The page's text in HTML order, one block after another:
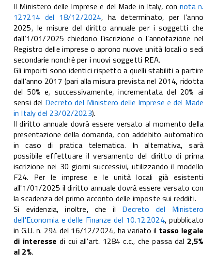
Il Ministero delle Imprese e del Made in Italy, connota n.
127214 del 18/12/2024, ha determinato, per l’anno
2025, le misure del diritto annuale per i soggetti che
dall’1/01/2025 chiedono l’iscrizione o l’annotazione nel
Registro delle imprese o aprono nuove unità locali o sedi
secondarie nonché per i nuovi soggetti REA.
Gli importi sono identici rispetto a quelli stabiliti a partire
dall’anno 2017 (pari alla misura prevista nel 2014, ridotta
del 50% e, successivamente, incrementata del 20% ai
sensi del Decreto del Ministero delle Imprese e del Made
in Italy del 23/02/2023).
Il diritto annuale dovrà essere versato al momento della
presentazione della domanda, con addebito automatico
in caso di pratica telematica. In alternativa, sarà
possibile effettuare il versamento del diritto di prima
iscrizione nei 30 giorni successivi, utilizzando il modello
F24. Per le imprese e le unità locali già esistenti
all'1/01/2025 il diritto annuale dovrà essere versato con
la scadenza del primo acconto delle imposte sui redditi.
Si evidenzia, inoltre, che il Decreto del Ministero
dell'Economia e delle Finanze del 10.12.2024, pubblicato
in G.U. n. 294 del 16/12/2024, ha variato il tasso legale
di interesse di cui all'art. 1284 c.c., che passa dal 2,5%
al 2%.